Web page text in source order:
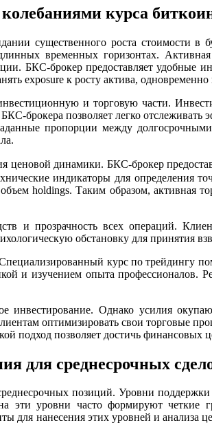
курса
существенного роста стоимости
временных горизонтах.
БКС-брокер предоставляет удобные
exposure к росту актива,
и торговую части.
брокера позволяет легко
пропорции между
ценовой динамики. БКС-брокер
индикаторы для определения
holdings. Таким образом, активная
и прозрачность всех операций.
обстановку для принятия
курс по трейдингу
и изучением опыта профессионалов.
инвестирование. Однако усилия
оптимизировать свои торговые
подход позволяет достичь финансовых
для среднесрочных
позиций. Уровни
эти уровни часто формируют четкие
для нанесения этих уровней и анализа